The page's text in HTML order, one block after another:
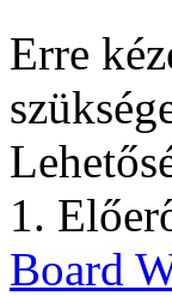
Erre
1.
Board